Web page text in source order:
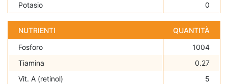
Potasio
0
NUTRIENTI
QUANTITÀ
Fosforo
1004
Tiamina
0.27
Vit. A (retinol)
5